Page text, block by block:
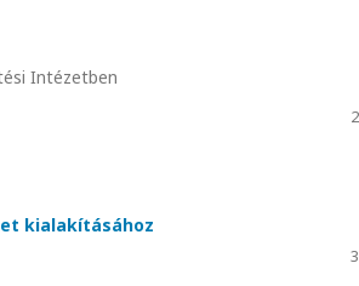
Intézetben
kialakításához